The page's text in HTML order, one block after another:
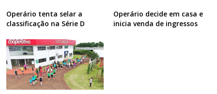
Operário tenta selar a
classificação na Série D
Operário decide em casa e
inicia venda de ingressos